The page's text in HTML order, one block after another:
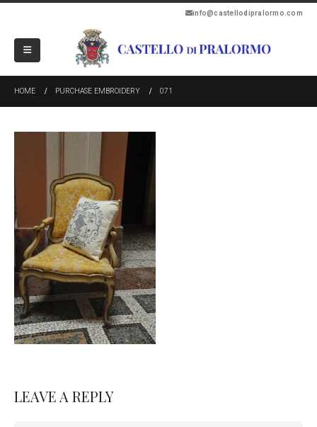
info@castellodipralormo.com
HOME PURCHASE EMBROIDERY 071
LEAVE A REPLY